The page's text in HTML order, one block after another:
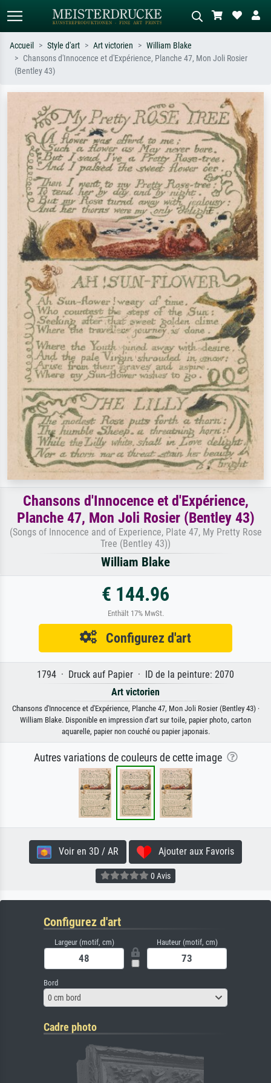
Recherche standard
impressionnisme, vague de Hokusai,
nu.
abstrait avec beaucoup de rouge,
tableau sombre, nu debout près d'un
arbre.
Accueil Style d'art Art victorien
William Blake
Chansons d'Innocence et d'Expérience, Planche 47, Mon Joli Rosier
(Bentley 43)
Chansons d'Innocence et d'Expérience,
Planche 47, Mon Joli Rosier (Bentley 43)
(Songs of Innocence and of Experience, Plate 47, My Pretty Rose
Tree (Bentley 43))
William Blake
€ 144.96
Enthält 17% MwSt.
Configurez d'art
1794 · Druck auf Papier · ID de la peinture: 2070
Art victorien
Chansons d'Innocence et d'Expérience, Planche 47, Mon Joli Rosier (Bentley 43) ·
William Blake. Disponible en impression d'art sur toile, papier photo, carton
aquarelle, papier non couché ou papier japonais.
Autres variations de couleurs de cette image
Voir en 3D / AR Ajouter aux Favoris
0 Avis
Configurez d'art
Largeur (motif, cm) Hauteur (motif, cm)
Bord
0 cm bord
Cadre photo